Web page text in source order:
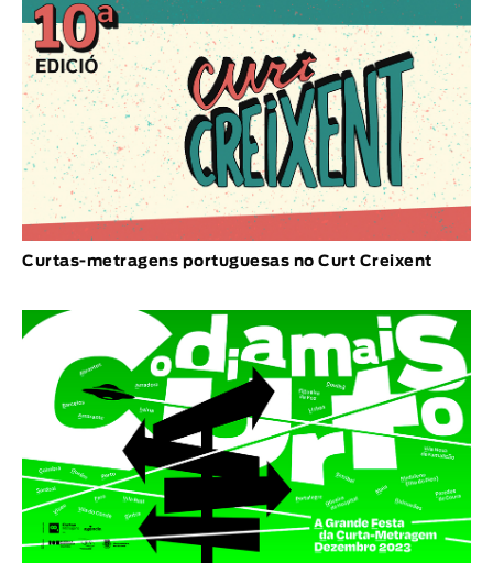
Curtas-metragens portuguesas no Curt Creixent